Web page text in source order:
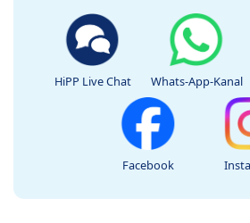
HiPP Live Chat Whats-App-Kanal
Facebook